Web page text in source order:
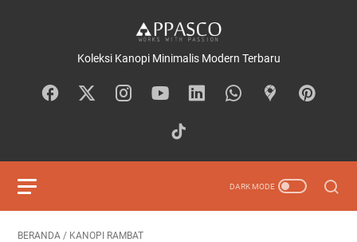
Koleksi Kanopi Minimalis Modern Terbaru
BERANDA / KANOPI RAMBAT